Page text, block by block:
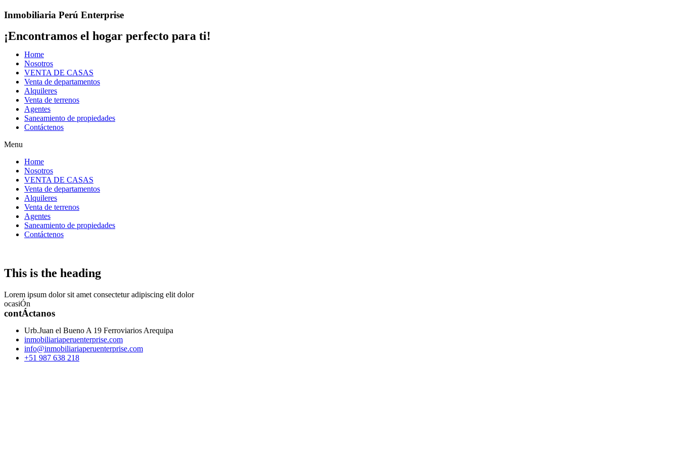
Saltar
contenido
Inmobiliaria Perú Enterprise
¡Encontramos el hogar perfecto para ti!
Home
Nosotros
VENTA DE CASAS
Venta de departamentos
Alquileres
Venta de terrenos
Agentes
Saneamiento de propiedades
Contáctenos
Menu
Home
Nosotros
VENTA DE CASAS
Venta de departamentos
Alquileres
Venta de terrenos
Agentes
Saneamiento de propiedades
Contáctenos
This is the heading
Lorem ipsum dolor sit amet consectetur adipiscing elit dolor
ocasiÓn
contÁctanos
Urb.Juan el Bueno A 19 Ferroviarios Arequipa
inmobiliariaperuenterprise.com
info@inmobiliariaperuenterprise.com
+51 987 638 218